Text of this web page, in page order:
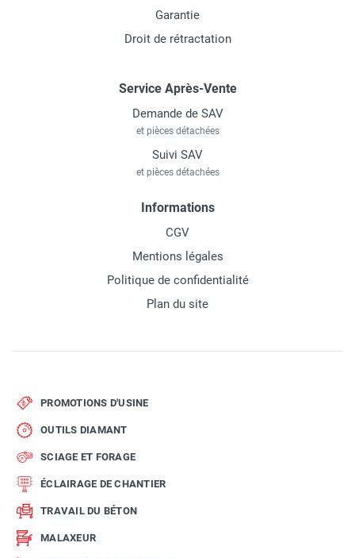
Garantie
Droit de rétractation
Service Après-Vente
Demande de SAV
et pièces détachées
Suivi SAV
et pièces détachées
Informations
CGV
Mentions légales
Politique de confidentialité
Plan du site
PROMOTIONS D'USINE
OUTILS DIAMANT
SCIAGE ET FORAGE
ÉCLAIRAGE DE CHANTIER
TRAVAIL DU BÉTON
MALAXEUR